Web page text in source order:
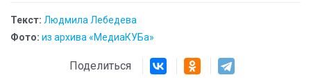
Текст: Людмила Лебедева
Фото: из архива «МедиаКУБа»
Поделиться